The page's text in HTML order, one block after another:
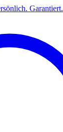
Garantiert.